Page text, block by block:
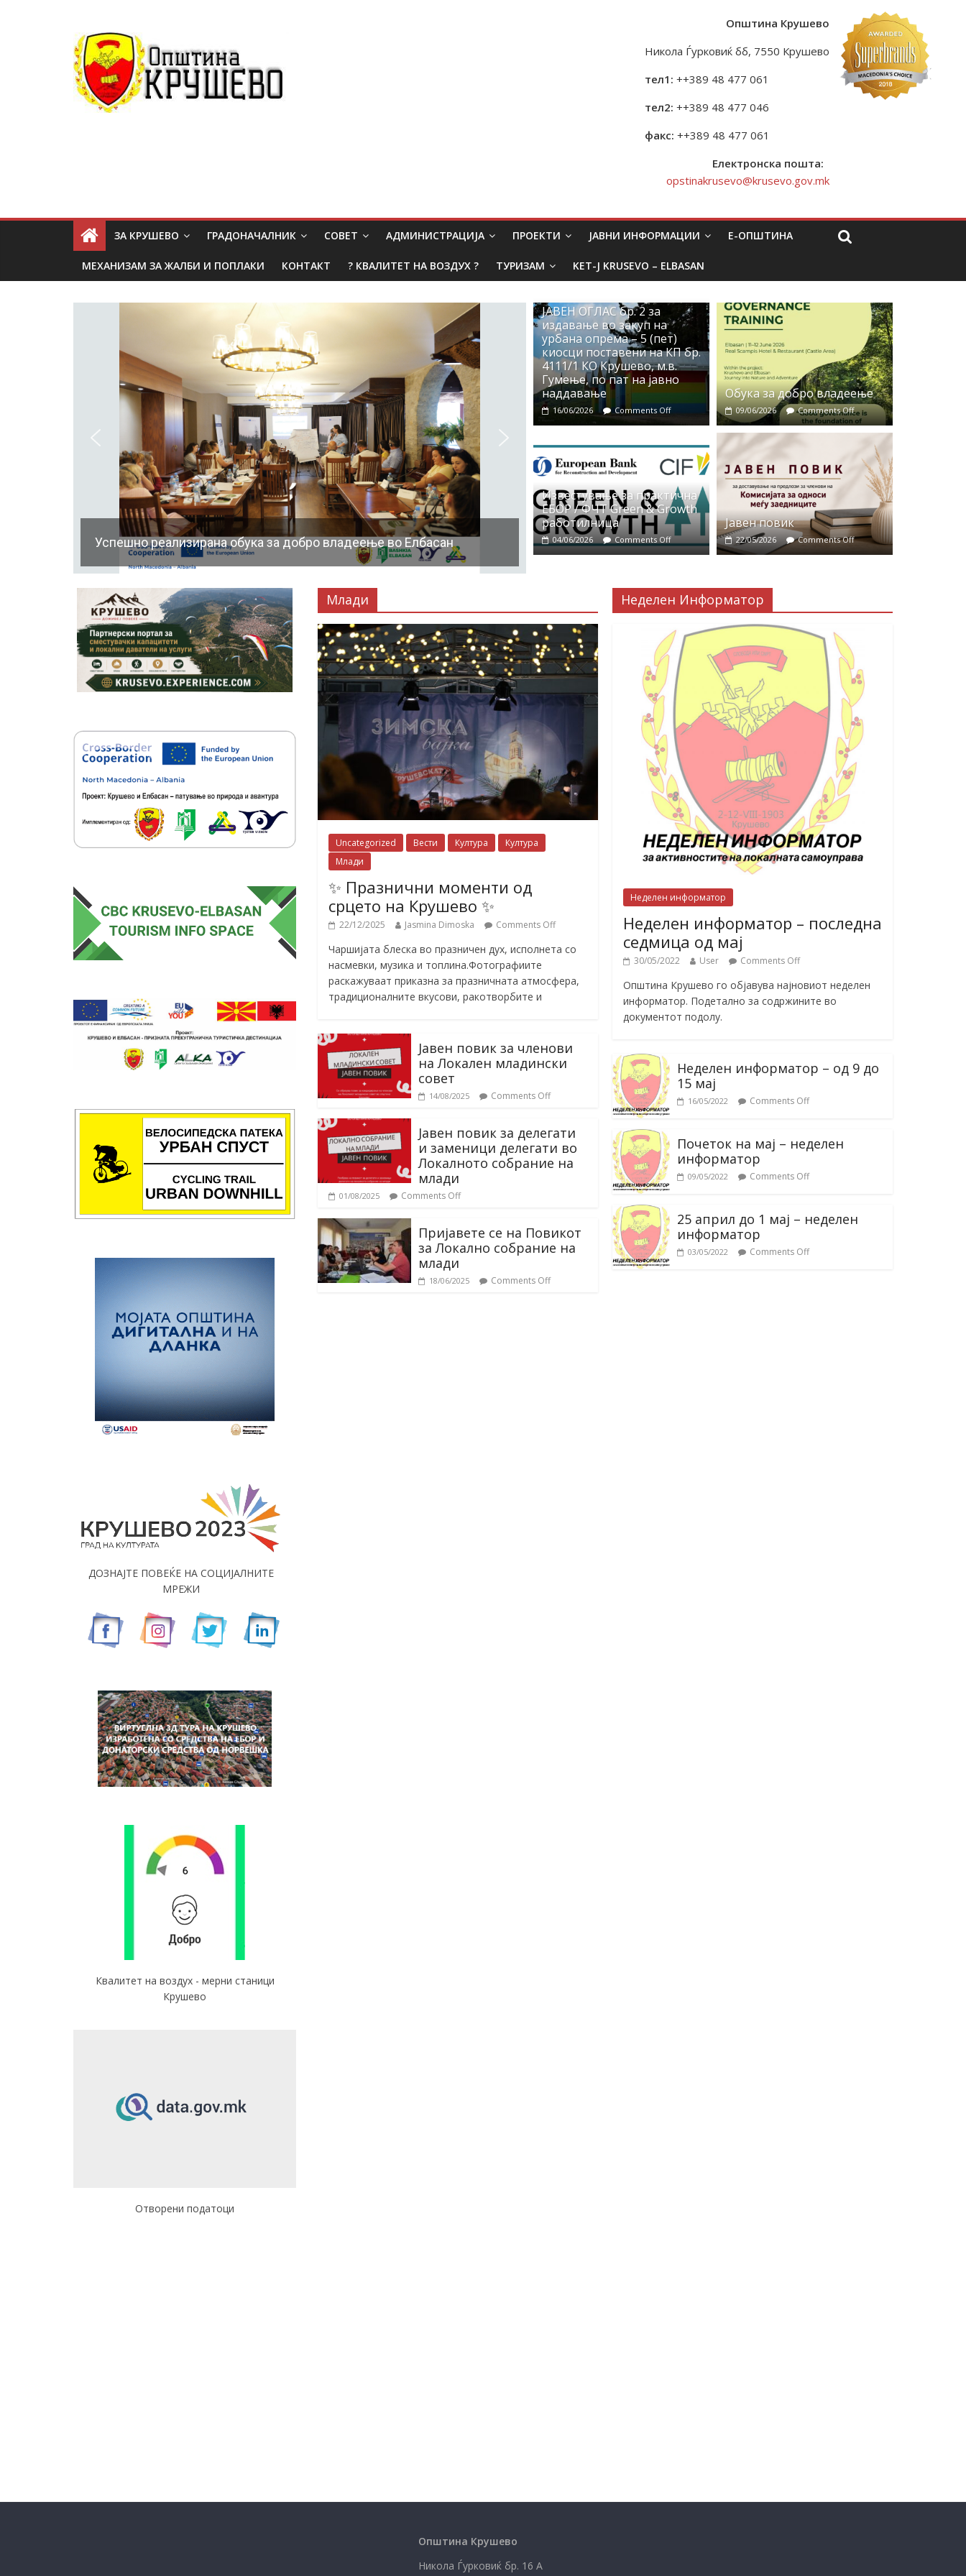
Општина Крушево
Никола Ѓурковиќ бб, 7550 Крушево
тел1: ++389 48 477 061
тел2: ++389 48 477 046
факс: ++389 48 477 061
Електронска пошта:
opstinakrusevo@krusevo.gov.mk
ЗА КРУШЕВО ГРАДОНАЧАЛНИК СОВЕТ АДМИНИСТРАЦИЈА ПРОЕКТИ ЈАВНИ ИНФОРМАЦИИ Е-ОПШТИНА
МЕХАНИЗАМ ЗА ЖАЛБИ И ПОПЛАКИ КОНТАКТ ? КВАЛИТЕТ НА ВОЗДУХ ? ТУРИЗАМ KET-J KRUSEVO – ELBASAN
Успешно реализирана обука за добро владеење во Елбасан
ЈАВЕН ОГЛАС бр. 2 за
издавање во закуп на
урбана опрема – 5 (пет)
киосци поставени на КП бр.
4111/1 КО Крушево, м.в.
Гумење, по пат на јавно
наддавање
16/06/2026 Comments Off
Обука за добро владеење
09/06/2026 Comments Off
Известување за практична
ЕБОР / ФЧТ Green & Growth
работилница
04/06/2026 Comments Off
Јавен повик
22/05/2026 Comments Off
Млади
Uncategorized Вести Култура
Култура
Млади
✨ Празнични моменти од
срцето на Крушево ✨
22/12/2025 Jasmina Dimoska Comments Off
Чаршијата блеска во празничен дух, исполнета со
насмевки, музика и топлина.Фотографиите
раскажуваат приказна за празничната атмосфера,
традиционалните вкусови, ракотворбите и
Јавен повик за членови
на Локален младински
совет
14/08/2025 Comments Off
Јавен повик за делегати
и заменици делегати во
Локалното собрание на
млади
01/08/2025 Comments Off
Пријавете се на Повикот
за Локално собрание на
млади
18/06/2025 Comments Off
Неделен Информатор
Неделен информатор
Неделен информатор – последна
седмица од мај
30/05/2022 User Comments Off
Општина Крушево го објавува најновиот неделен
информатор. Подетално за содржините во
документот подолу.
Неделен информатор – од 9 до
15 мај
16/05/2022 Comments Off
Почеток на мај – неделен
информатор
09/05/2022 Comments Off
25 април до 1 мај – неделен
информатор
03/05/2022 Comments Off
ДОЗНАЈТЕ ПОВЕЌЕ НА СОЦИЈАЛНИТЕ
МРЕЖИ
Квалитет на воздух - мерни станици
Крушево
Отворени податоци
Општина Крушево
Никола Ѓурковиќ бр. 16 А